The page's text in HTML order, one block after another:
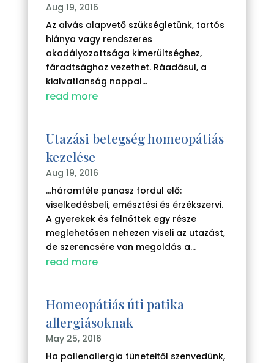
Aug 19, 2016
Az alvás alapvető szükségletünk, tartós
hiánya vagy rendszeres
akadályozottsága kimerültséghez,
fáradtsághoz vezethet. Ráadásul, a
kialvatlanság nappal...
read more
Utazási betegség homeopátiás
kezelése
Aug 19, 2016
...háromféle panasz fordul elő:
viselkedésbeli, emésztési és érzékszervi.
A gyerekek és felnőttek egy része
meglehetősen nehezen viseli az utazást,
de szerencsére van megoldás a...
read more
Homeopátiás úti patika
allergiásoknak
May 25, 2016
Ha pollenallergia tüneteitől szenvedünk,